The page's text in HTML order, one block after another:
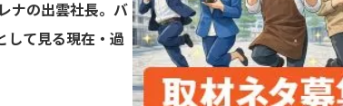
ナの出雲社長。バ
して見る現在・過